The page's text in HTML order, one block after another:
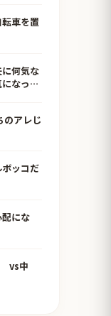
車を置
何気な
なって
のアレじ
ッコだ
配にな
vs中